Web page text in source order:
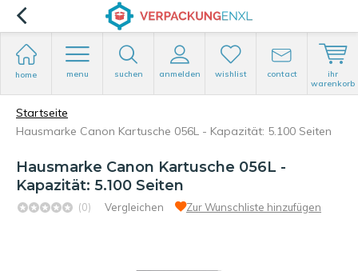
home menu suchen anmelden wishlist contact
ihr
warenkorb
Startseite
Hausmarke Canon Kartusche 056L - Kapazität: 5.100 Seiten
Hausmarke Canon Kartusche 056L -
Kapazität: 5.100 Seiten
(0) Vergleichen Zur Wunschliste hinzufügen